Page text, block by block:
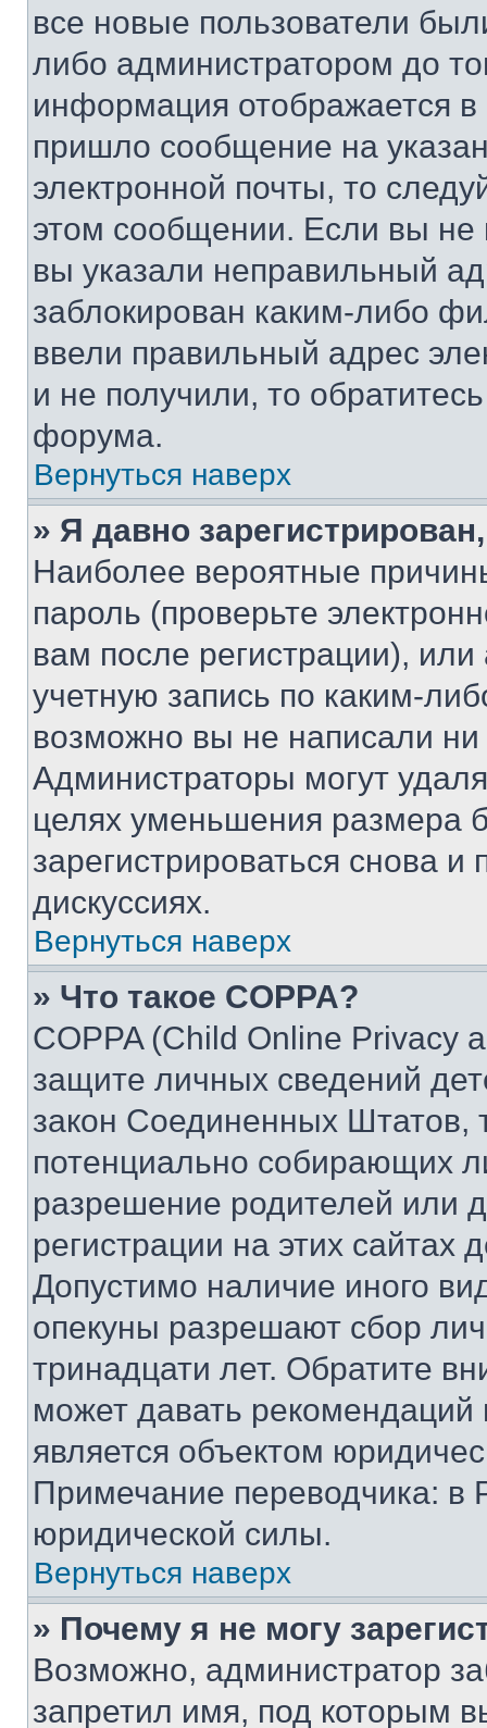
все новые пользователи
либо администратором до
информация отображается
пришло сообщение на
электронной почты, то
этом сообщении. Если вы
вы указали неправильный
заблокирован каким-либо
ввели правильный адрес
и не получили, то
форума.
Вернуться наверх
» Я давно
Наиболее вероятные
пароль (проверьте
вам после регистрации),
учетную запись по каким-
возможно вы не написали
Администраторы могут
целях уменьшения размера
зарегистрироваться снова и
дискуссиях.
Вернуться наверх
» Что такое COPPA?
COPPA (Child Online Privacy
защите личных сведений
закон Соединенных Штатов,
потенциально собирающих
разрешение родителей или
регистрации на этих сайтах
Допустимо наличие иного
опекуны разрешают сбор
тринадцати лет. Обратите
может давать
является объектом
Примечание переводчика: в
юридической силы.
Вернуться наверх
» Почему я не могу
Возможно, администратор
запретил имя, под которым